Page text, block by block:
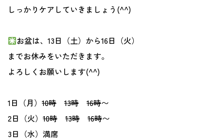
しっかりケアしていきましょう(^^)
お盆は、13日（土）から16日（火）
までお休みをいただきます。
よろしくお願いします(^^)
1日（月） 10時 13時 16時〜
2日（火） 10時 13時 16時〜
3日（水）満席